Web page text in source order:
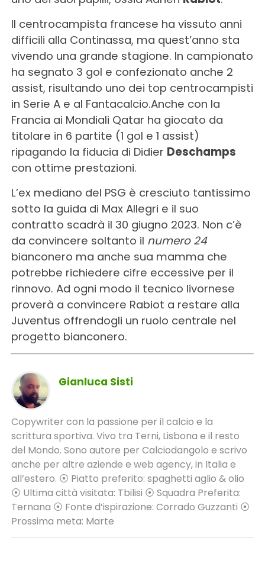
Il centrocampista francese ha vissuto anni
difficili alla Continassa, ma quest’anno sta
vivendo una grande stagione. In campionato
ha segnato 3 gol e confezionato anche 2
assist, risultando uno dei top centrocampisti
in Serie A e al Fantacalcio.Anche con la
Francia ai Mondiali Qatar ha giocato da
titolare in 6 partite (1 gol e 1 assist)
ripagando la fiducia di Didier Deschamps
con ottime prestazioni.
L’ex mediano del PSG è cresciuto tantissimo
sotto la guida di Max Allegri e il suo
contratto scadrà il 30 giugno 2023. Non c’è
da convincere soltanto il numero 24
bianconero ma anche sua mamma che
potrebbe richiedere cifre eccessive per il
rinnovo. Ad ogni modo il tecnico livornese
proverà a convincere Rabiot a restare alla
Juventus offrendogli un ruolo centrale nel
progetto bianconero.
Gianluca Sisti
Copywriter con la passione per il calcio e la
scrittura sportiva. Vivo tra Terni, Lisbona e il resto
del Mondo. Sono autore per Calciodangolo e scrivo
anche per altre aziende e web agency, in Italia e
all’estero. ⦿ Piatto preferito: spaghetti aglio & olio
⦿ Ultima città visitata: Tbilisi ⦿ Squadra Preferita:
Ternana ⦿ Fonte d’ispirazione: Corrado Guzzanti ⦿
Prossima meta: Marte